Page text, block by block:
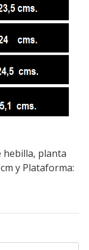
hebilla, planta
y Plataforma: